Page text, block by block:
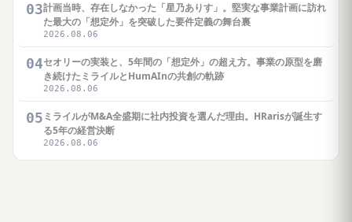
03計画当時、存在しなかった「星乃ありす」。堅実な事業計画に訪れ
た最大の「想定外」を突破した要件定義の舞台裏
2026.08.06
04セオリーの実装と、5年間の「想定外」の超え方。事業の原型を磨
き続けたミライルとHumAInの共創の軌跡
2026.08.06
05 ミライルがM&A全盛期に社内投資を選んだ理由。HRarisが誕生す
る5年の経営決断
2026.08.06